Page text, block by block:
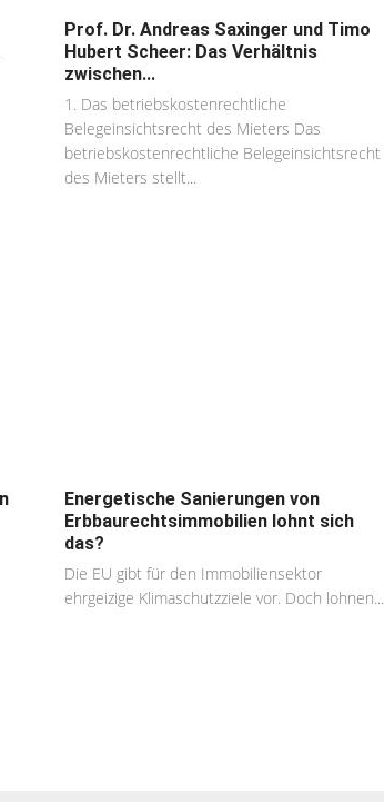
Prof. Dr. Andreas Saxinger und Timo
Hubert Scheer: Das Verhältnis
zwischen...
1. Das betriebskostenrechtliche
Belegeinsichtsrecht des Mieters Das
betriebskostenrechtliche Belegeinsichtsrecht
des Mieters stellt...
Energetische Sanierungen von
Erbbaurechtsimmobilien lohnt sich
das?
Die EU gibt für den Immobiliensektor
ehrgeizige Klimaschutzziele vor. Doch lohnen...